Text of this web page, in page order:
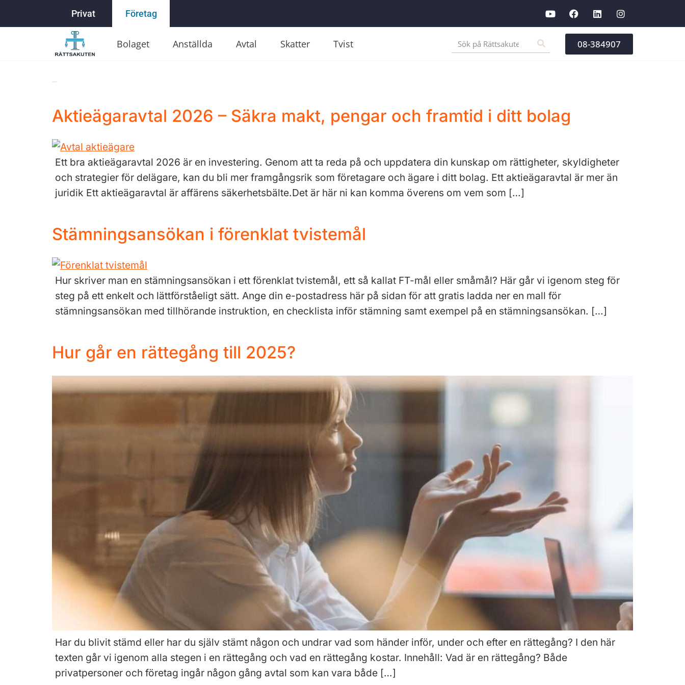
Privat Företag
Bolaget Anställda Avtal Skatter Tvist 08-384907
Aktieägaravtal 2026 – Säkra makt, pengar och framtid i ditt bolag
Ett bra aktieägaravtal 2026 är en investering. Genom att ta reda på och uppdatera din kunskap om rättigheter, skyldigheter
och strategier för delägare, kan du bli mer framgångsrik som företagare och ägare i ditt bolag. Ett aktieägaravtal är mer än
juridik Ett aktieägaravtal är affärens säkerhetsbälte.Det är här ni kan komma överens om vem som […]
Stämningsansökan i förenklat tvistemål
Hur skriver man en stämningsansökan i ett förenklat tvistemål, ett så kallat FT-mål eller småmål? Här går vi igenom steg för
steg på ett enkelt och lättförståeligt sätt. Ange din e-postadress här på sidan för att gratis ladda ner en mall för
stämningsansökan med tillhörande instruktion, en checklista inför stämning samt exempel på en stämningsansökan. […]
Hur går en rättegång till 2025?
Har du blivit stämd eller har du själv stämt någon och undrar vad som händer inför, under och efter en rättegång? I den här
texten går vi igenom alla stegen i en rättegång och vad en rättegång kostar. Innehåll: Vad är en rättegång? Både
privatpersoner och företag ingår någon gång avtal som kan vara både […]